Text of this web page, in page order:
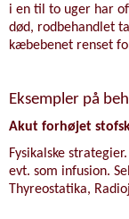
i en til to uger har
død, rodbehandlet
kæbebenet renset
Eksempler på
Akut forhøjet
Fysikalske
evt. som infusion.
Thyreostatika,